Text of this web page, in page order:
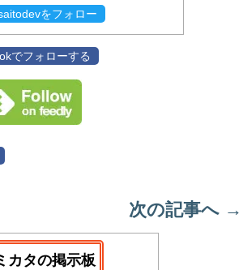
をフォロー
でフォローする
次の記事へ →
カタの掲示板